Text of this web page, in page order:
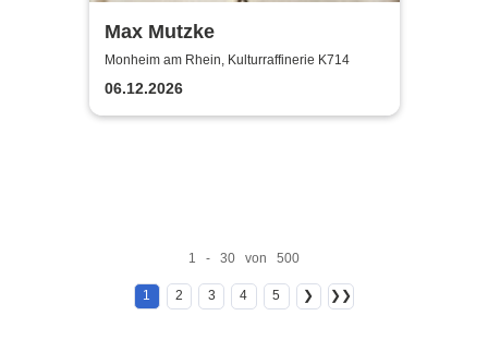
Max Mutzke
Monheim am Rhein, Kulturraffinerie K714
06.12.2026
1 - 30 von 500
1 2 3 4 5 ❯ ❯❯